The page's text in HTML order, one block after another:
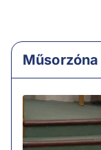
Műsorzóna